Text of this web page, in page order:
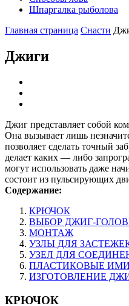
Шпаргалка рыболова
Главная страница Снасти
Джиги
Джиг представляет собой
Она вызывает лишь
позволяет сделать точный
делает каких — либо
могут использовать даже
состоит из пульсирующих
Содержание:
КРЮЧОК
ВЫБОР ДЖИГ-
МОНТАЖ
УЗЛЫ ДЛЯ
УЗЕЛ ДЛЯ
ПЛАСТИКОВЫЕ
ИЗГОТОВЛЕНИЕ
КРЮЧОК